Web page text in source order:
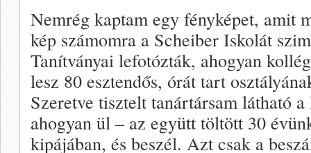
Nemrég kaptam egy fényképet, amit
kép számomra a Scheiber Iskolát
Tanítványai lefotózták, ahogyan
lesz 80 esztendős, órát tart
Szeretve tisztelt tanártársam látható
ahogyan ül – az együtt töltött 30
kipájában, és beszél. Azt csak a